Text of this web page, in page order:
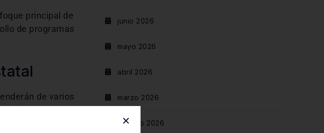
principal de
de programas
de varios
con el
junio 2026
mayo 2026
abril 2026
marzo 2026
febrero 2026